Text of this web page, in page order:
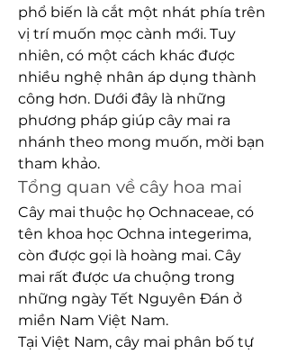
phổ biến là cắt một nhát phía trên
vị trí muốn mọc cành mới. Tuy
nhiên, có một cách khác được
nhiều nghệ nhân áp dụng thành
công hơn. Dưới đây là những
phương pháp giúp cây mai ra
nhánh theo mong muốn, mời bạn
tham khảo.
Tổng quan về cây hoa mai
Cây mai thuộc họ Ochnaceae, có
tên khoa học Ochna integerima,
còn được gọi là hoàng mai. Cây
mai rất được ưa chuộng trong
những ngày Tết Nguyên Đán ở
miền Nam Việt Nam.
Tại Việt Nam, cây mai phân bố tự